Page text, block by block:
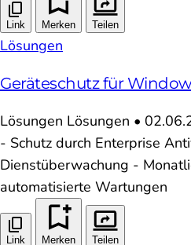
Link Merken Teilen
Lösungen
Geräteschutz für
Lösungen Lösungen •
- Schutz durch Enterprise
Dienstüberwachung -
automatisierte Wartungen
Link Merken Teilen